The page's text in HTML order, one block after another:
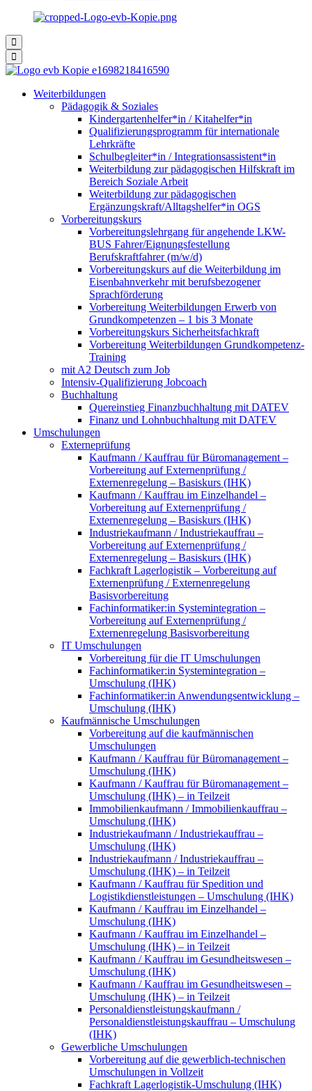
Weiterbildungen
Pädagogik & Soziales
Kindergartenhelfer*in / Kitahelfer*in
Qualifizierungsprogramm für internationale
Lehrkräfte
Schulbegleiter*in / Integrationsassistent*in
Weiterbildung zur pädagogischen Hilfskraft im
Bereich Soziale Arbeit
Weiterbildung zur pädagogischen
Ergänzungskraft/Alltagshelfer*in OGS
Vorbereitungskurs
Vorbereitungslehrgang für angehende LKW-
BUS Fahrer/Eignungsfestellung
Berufskraftfahrer (m/w/d)
Vorbereitungskurs auf die Weiterbildung im
Eisenbahnverkehr mit berufsbezogener
Sprachförderung
Vorbereitung Weiterbildungen Erwerb von
Grundkompetenzen – 1 bis 3 Monate
Vorbereitungskurs Sicherheitsfachkraft
Vorbereitung Weiterbildungen Grundkompetenz-
Training
mit A2 Deutsch zum Job
Intensiv-Qualifizierung Jobcoach
Buchhaltung
Quereinstieg Finanzbuchhaltung mit DATEV
Finanz und Lohnbuchhaltung mit DATEV
Umschulungen
Externeprüfung
Kaufmann / Kauffrau für Büromanagement –
Vorbereitung auf Externenprüfung /
Externenregelung – Basiskurs (IHK)
Kaufmann / Kauffrau im Einzelhandel –
Vorbereitung auf Externenprüfung /
Externenregelung – Basiskurs (IHK)
Industriekaufmann / Industriekauffrau –
Vorbereitung auf Externenprüfung /
Externenregelung – Basiskurs (IHK)
Fachkraft Lagerlogistik – Vorbereitung auf
Externenprüfung / Externenregelung
Basisvorbereitung
Fachinformatiker:in Systemintegration –
Vorbereitung auf Externenprüfung /
Externenregelung Basisvorbereitung
IT Umschulungen
Vorbereitung für die IT Umschulungen
Fachinformatiker:in Systemintegration –
Umschulung (IHK)
Fachinformatiker:in Anwendungsentwicklung –
Umschulung (IHK)
Kaufmännische Umschulungen
Vorbereitung auf die kaufmännischen
Umschulungen
Kaufmann / Kauffrau für Büromanagement –
Umschulung (IHK)
Kaufmann / Kauffrau für Büromanagement –
Umschulung (IHK) – in Teilzeit
Immobilienkaufmann / Immobilienkauffrau –
Umschulung (IHK)
Industriekaufmann / Industriekauffrau –
Umschulung (IHK)
Industriekaufmann / Industriekauffrau –
Umschulung (IHK) – in Teilzeit
Kaufmann / Kauffrau für Spedition und
Logistikdienstleistungen – Umschulung (IHK)
Kaufmann / Kauffrau im Einzelhandel –
Umschulung (IHK)
Kaufmann / Kauffrau im Einzelhandel –
Umschulung (IHK) – in Teilzeit
Kaufmann / Kauffrau im Gesundheitswesen –
Umschulung (IHK)
Kaufmann / Kauffrau im Gesundheitswesen –
Umschulung (IHK) – in Teilzeit
Personaldienstleistungskaufmann /
Personaldienstleistungskauffrau – Umschulung
(IHK)
Gewerbliche Umschulungen
Vorbereitung auf die gewerblich-technischen
Umschulungen in Vollzeit
Fachkraft Lagerlogistik-Umschulung (IHK)